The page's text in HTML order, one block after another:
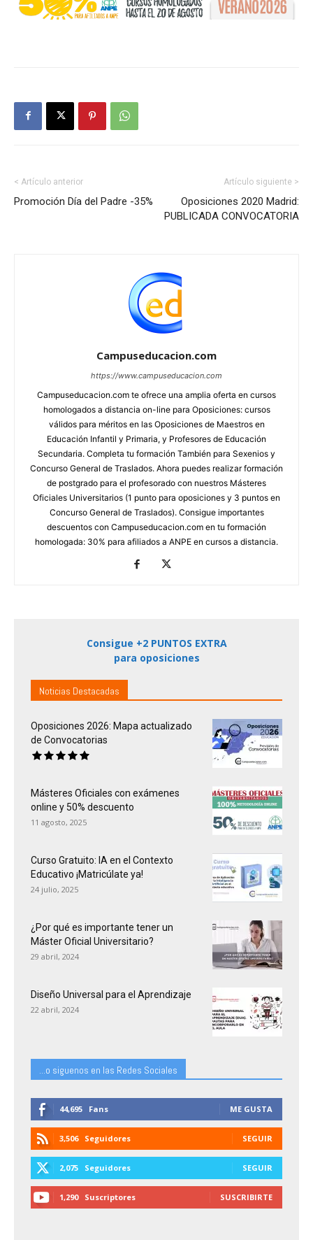
< Artículo anterior
Promoción Día del Padre -35%
Artículo siguiente >
Oposiciones 2020 Madrid:
PUBLICADA CONVOCATORIA
Campuseducacion.com
https://www.campuseducacion.com
Campuseducacion.com te ofrece una amplia oferta en cursos
homologados a distancia on-line para Oposiciones: cursos
válidos para méritos en las Oposiciones de Maestros en
Educación Infantil y Primaria, y Profesores de Educación
Secundaria. Completa tu formación También para Sexenios y
Concurso General de Traslados. Ahora puedes realizar formación
de postgrado para el profesorado con nuestros Másteres
Oficiales Universitarios (1 punto para oposiciones y 3 puntos en
Concurso General de Traslados). Consigue importantes
descuentos con Campuseducacion.com en tu formación
homologada: 30% para afiliados a ANPE en cursos a distancia.
Consigue +2 PUNTOS EXTRA
para oposiciones
Noticias Destacadas
Oposiciones 2026: Mapa actualizado
de Convocatorias
Másteres Oficiales con exámenes
online y 50% descuento
11 agosto, 2025
Curso Gratuito: IA en el Contexto
Educativo ¡Matricúlate ya!
24 julio, 2025
¿Por qué es importante tener un
Máster Oficial Universitario?
29 abril, 2024
Diseño Universal para el Aprendizaje
22 abril, 2024
...o siguenos en las Redes Sociales
44,695 Fans ME GUSTA
3,506 Seguidores SEGUIR
2,075 Seguidores SEGUIR
1,290 Suscriptores SUSCRIBIRTE